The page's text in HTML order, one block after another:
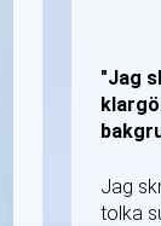
"Jag
Jag
tolka